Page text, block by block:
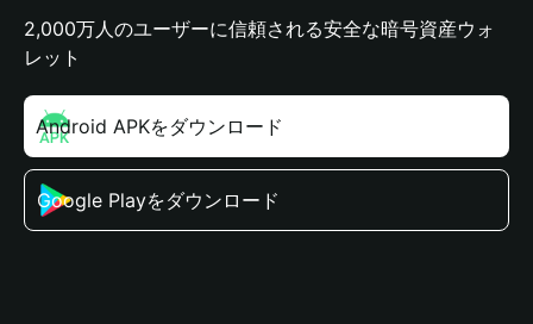
2,000万人のユーザーに信頼される安全な暗号資産ウォ
レット
Android APKをダウンロード
Google Playをダウンロード